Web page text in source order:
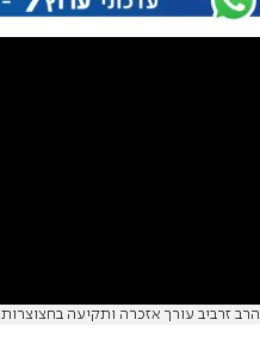
הרב זרביב עורך אזכרה ותקיעה בחצוצרות